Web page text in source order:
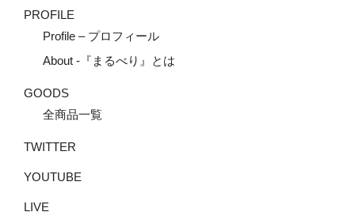
PROFILE
Profile – プロフィール
About -『まるべり』とは
GOODS
全商品一覧
TWITTER
YOUTUBE
LIVE